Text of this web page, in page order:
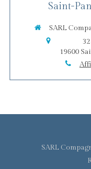
Saint-
SARL
19600
SARL